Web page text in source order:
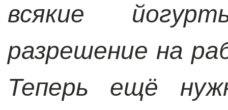
всякие
разрешение на
Теперь ещё